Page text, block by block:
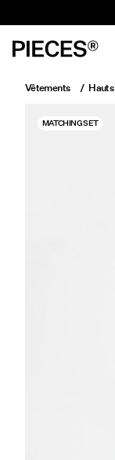
Vêtements Hauts
MATCHING SET